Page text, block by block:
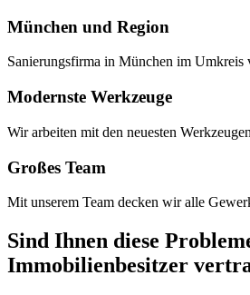
München und Region
Sanierungsfirma in München im
Modernste Werkzeuge
Wir arbeiten mit den neuesten
Großes Team
Mit unserem Team decken wir alle
Sind Ihnen diese
Immobilienbesitzer